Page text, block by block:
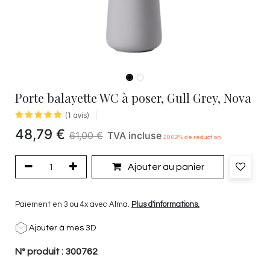
Porte balayette WC à poser, Gull Grey, Nova
(1 avis)
48,79 € 61,00€ TVA incluse 20.02% de réduction
Ajouter au panier
Paiement en 3 ou 4x avec Alma. Plus d'informations.
Ajouter à mes 3D
N° produit : 300762